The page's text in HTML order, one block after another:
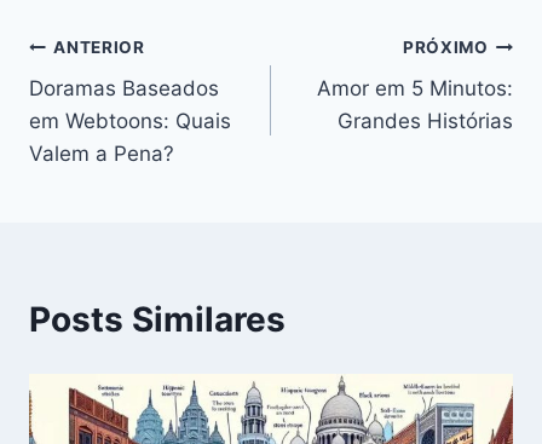
Navegação
de
Post
ANTERIOR
Doramas Baseados
em Webtoons: Quais
Valem a Pena?
PRÓXIMO
Amor em 5 Minutos:
Grandes Histórias
Posts Similares